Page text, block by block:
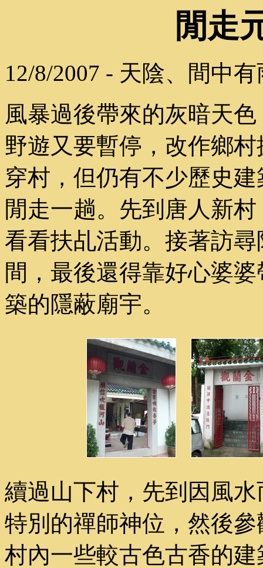
閒走
12/8/2007 - 天陰、間中有
風暴過後帶來的灰暗天
野遊又要暫停，改作鄉
穿村，但仍有不少歷史
閒走一趟。先到唐人新
看看扶乩活動。接著訪
間，最後還得靠好心婆
築的隱蔽廟宇。
續過山下村，先到因風
特別的禪師神位，然後
村內一些較古色古香的